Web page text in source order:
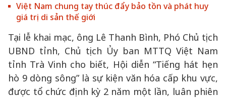
Việt Nam chung tay thúc đẩy bảo tồn và phát huy
giá trị di sản thế giới
Tại lễ khai mạc, ông Lê Thanh Bình, Phó Chủ tịch
UBND tỉnh, Chủ tịch Ủy ban MTTQ Việt Nam
tỉnh Trà Vinh cho biết, Hội diễn “Tiếng hát hẹn
hò 9 dòng sông” là sự kiện văn hóa cấp khu vực,
được tổ chức định kỳ 2 năm một lần, luân phiên